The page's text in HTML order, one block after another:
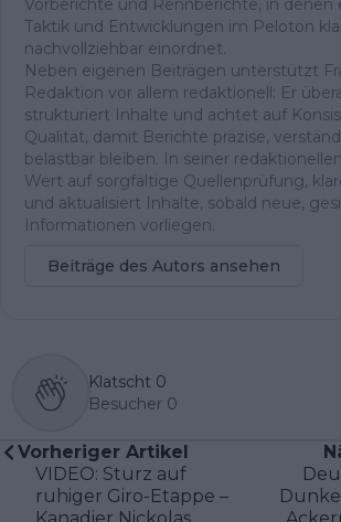
Vorberichte und Rennberichte, in denen
Taktik und Entwicklungen im Peloton
nachvollziehbar einordnet.
Neben eigenen Beiträgen unterstützt
Redaktion vor allem redaktionell: Er
strukturiert Inhalte und achtet auf
Qualität, damit Berichte präzise,
belastbar bleiben. In seiner
Wert auf sorgfältige Quellenprüfung,
und aktualisiert Inhalte, sobald neue,
Informationen vorliegen.
Beiträge des Autors ansehen
Klatscht 0
Besucher 0
Vorheriger Artikel
VIDEO: Sturz auf
ruhiger Giro-Etappe –
Kanadier Nickolas